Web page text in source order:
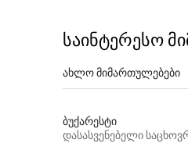
საინტერესო
ახლო მიმართულებები
ბუქარესტი